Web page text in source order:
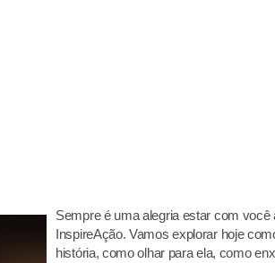
Sempre é uma alegria estar com
InspireAção. Vamos explorar hoje
história, como olhar para ela, como